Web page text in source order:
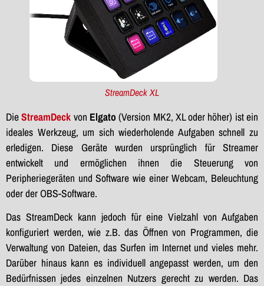
StreamDeck XL
DieStreamDeck von Elgato(Version MK2, XL oder höher) ist ein
ideales Werkzeug, um sich wiederholende Aufgaben schnell zu
erledigen. Diese Geräte wurden ursprünglich für Streamer
entwickelt und ermöglichen ihnen die Steuerung von
Peripheriegeräten und Software wie einer Webcam, Beleuchtung
oder der OBS-Software.
Das StreamDeck kann jedoch für eine Vielzahl von Aufgaben
konfiguriert werden, wie z.B. das Öffnen von Programmen, die
Verwaltung von Dateien, das Surfen im Internet und vieles mehr.
Darüber hinaus kann es individuell angepasst werden, um den
Bedürfnissen jedes einzelnen Nutzers gerecht zu werden. Das